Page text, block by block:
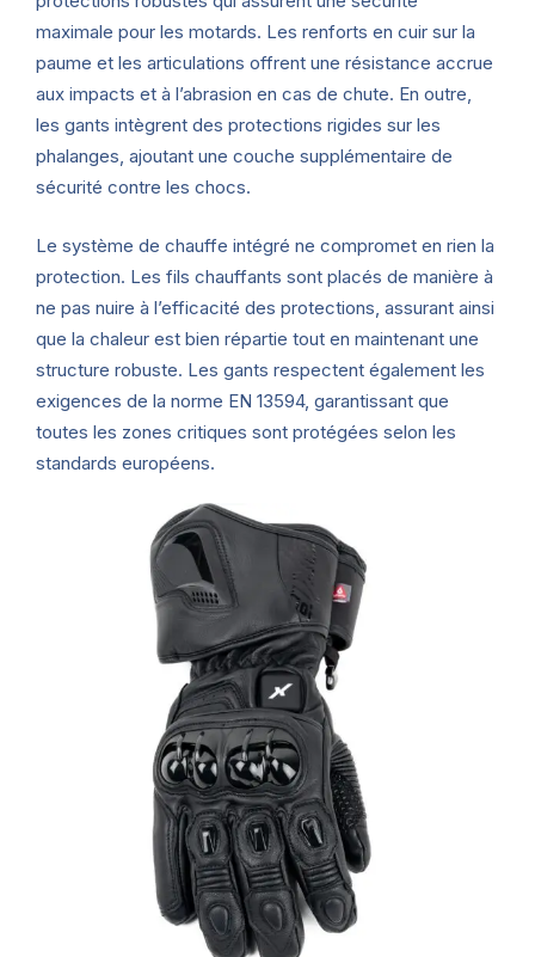
maximale pour les motards. Les renforts en cuir sur la
paume et les articulations offrent une résistance accrue
aux impacts et à l’abrasion en cas de chute. En outre,
les gants intègrent des protections rigides sur les
phalanges, ajoutant une couche supplémentaire de
sécurité contre les chocs.
Le système de chauffe intégré ne compromet en rien la
protection. Les fils chauffants sont placés de manière à
ne pas nuire à l’efficacité des protections, assurant ainsi
que la chaleur est bien répartie tout en maintenant une
structure robuste. Les gants respectent également les
exigences de la norme EN 13594, garantissant que
toutes les zones critiques sont protégées selon les
standards européens.